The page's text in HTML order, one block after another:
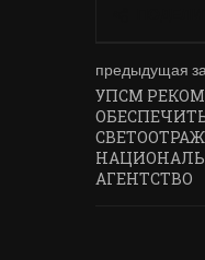
предыдущая
УПСМ
АГЕНТСТВО